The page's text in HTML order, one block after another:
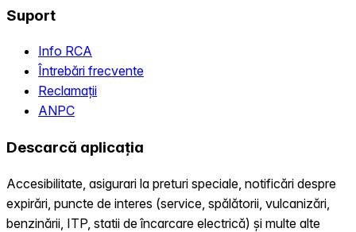
Suport
Info RCA
Întrebări frecvente
Reclamații
ANPC
Descarcă aplicația
Accesibilitate, asigurari la preturi speciale, notificări despre
expirări, puncte de interes (service, spălătorii, vulcanizări,
benzinării, ITP, statii de încarcare electrică) și multe alte